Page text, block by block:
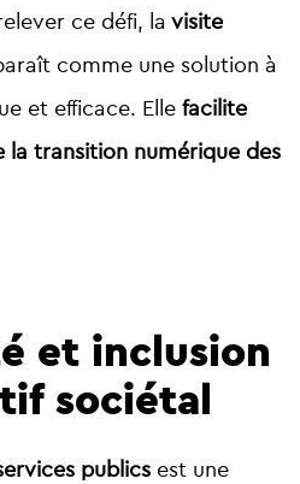
ce défi, la visite
comme une solution à
et efficace. Elle facilite
la transition numérique des
et inclusion
sociétal
publics est une